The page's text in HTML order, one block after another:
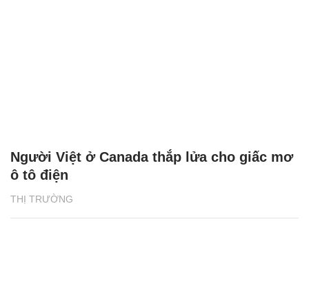
THỊ TRƯỜNG
Người Việt ở Canada thắp lửa cho giấc mơ
ô tô điện